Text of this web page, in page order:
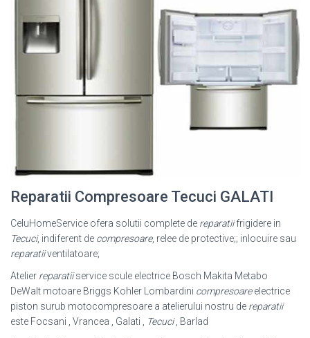
Reparatii Compresoare Tecuci GALATI
CeluHomeService ofera solutii complete de reparatiifrigidere in
Tecuci, indiferent de compresoare, relee de protective;; inlocuire sau
reparatiiventilatoare;
Atelier reparatiiservice scule electrice Bosch Makita Metabo
DeWalt motoare Briggs Kohler Lombardini compresoareelectrice
piston surub motocompresoare a atelierului nostru de reparatii
este Focsani , Vrancea , Galati ,
Tecuci, Barlad